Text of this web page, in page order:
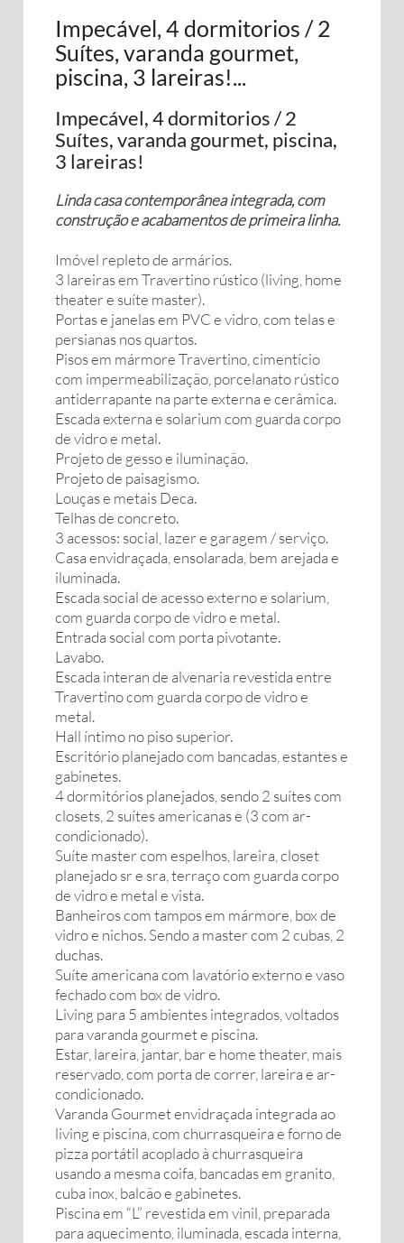
Impecável, 4 dormitorios / 2
Suítes, varanda gourmet,
piscina, 3 lareiras!...
Impecável, 4 dormitorios / 2
Suítes, varanda gourmet, piscina,
3 lareiras!
Linda casa contemporânea integrada, com
construção e acabamentos de primeira linha.
Imóvel repleto de armários.
3 lareiras em Travertino rústico (living, home
theater e suíte master).
Portas e janelas em PVC e vidro, com telas e
persianas nos quartos.
Pisos em mármore Travertino, cimentício
com impermeabilização, porcelanato rústico
antiderrapante na parte externa e cerâmica.
Escada externa e solarium com guarda corpo
de vidro e metal.
Projeto de gesso e iluminação.
Projeto de paisagismo.
Louças e metais Deca.
Telhas de concreto.
3 acessos: social, lazer e garagem / serviço.
Casa envidraçada, ensolarada, bem arejada e
iluminada.
Escada social de acesso externo e solarium,
com guarda corpo de vidro e metal.
Entrada social com porta pivotante.
Lavabo.
Escada interan de alvenaria revestida entre
Travertino com guarda corpo de vidro e
metal.
Hall íntimo no piso superior.
Escritório planejado com bancadas, estantes e
gabinetes.
4 dormitórios planejados, sendo 2 suítes com
closets, 2 suítes americanas e (3 com ar-
condicionado).
Suíte master com espelhos, lareira, closet
planejado sr e sra, terraço com guarda corpo
de vidro e metal e vista.
Banheiros com tampos em mármore, box de
vidro e nichos. Sendo a master com 2 cubas, 2
duchas.
Suíte americana com lavatório externo e vaso
fechado com box de vidro.
Living para 5 ambientes integrados, voltados
para varanda gourmet e piscina.
Estar, lareira, jantar, bar e home theater, mais
reservado, com porta de correr, lareira e ar-
condicionado.
Varanda Gourmet envidraçada integrada ao
living e piscina, com churrasqueira e forno de
pizza portátil acoplado à churrasqueira
usando a mesma coifa, bancadas em granito,
cuba inox, balcão e gabinetes.
Piscina em “L” revestida em vinil, preparada
para aquecimento, iluminada, escada interna,